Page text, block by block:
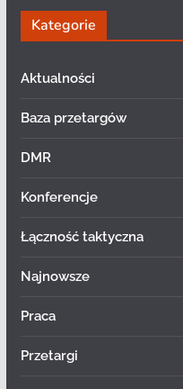
Kategorie
Aktualności
Baza przetargów
DMR
Konferencje
Łączność taktyczna
Najnowsze
Praca
Przetargi